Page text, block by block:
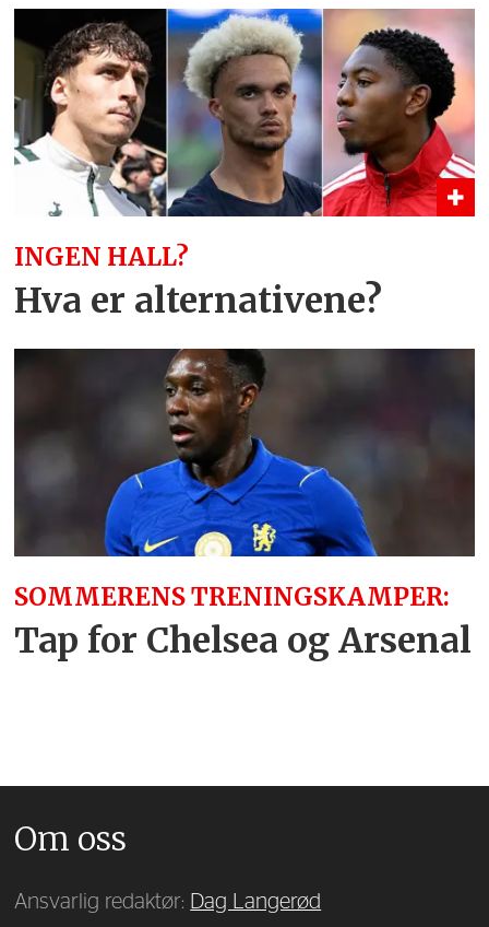
INGEN HALL?
Hva er alternativene?
SOMMERENS TRENINGSKAMPER:
Tap for Chelsea og Arsenal
Om oss
Ansvarlig redaktør: Dag Langerød